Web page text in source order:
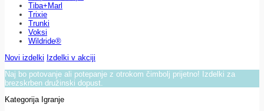
Tiba+Marl
Trixie
Trunki
Voksi
Wildride®
Novi izdelki Izdelki v akciji
Naj bo potovanje ali potepanje z otrokom čimbolj prijetno! Izdelki za
brezskrben družinski dopust.
Kategorija Igranje